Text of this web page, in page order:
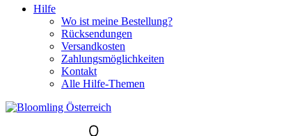
Hilfe
Wo ist meine Bestellung?
Rücksendungen
Versandkosten
Zahlungsmöglichkeiten
Kontakt
Alle Hilfe-Themen